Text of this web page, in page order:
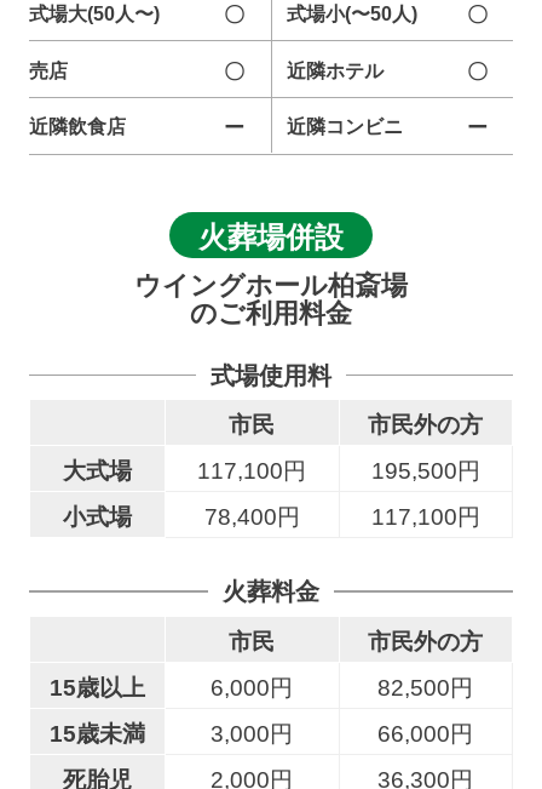
式場大(50人〜) 〇 式場小(〜50人) 〇
売店 〇 近隣ホテル 〇
近隣飲食店 ー 近隣コンビニ ー
火葬場併設
ウイングホール柏斎場
のご利用料金
式場使用料
市民
市民外の方
大式場
117,100円
195,500円
小式場
78,400円 117,100円
火葬料金
市民
市民外の方
15歳以上
6,000円
82,500円
15歳未満
3,000円
66,000円
死胎児
2,000円 36,300円